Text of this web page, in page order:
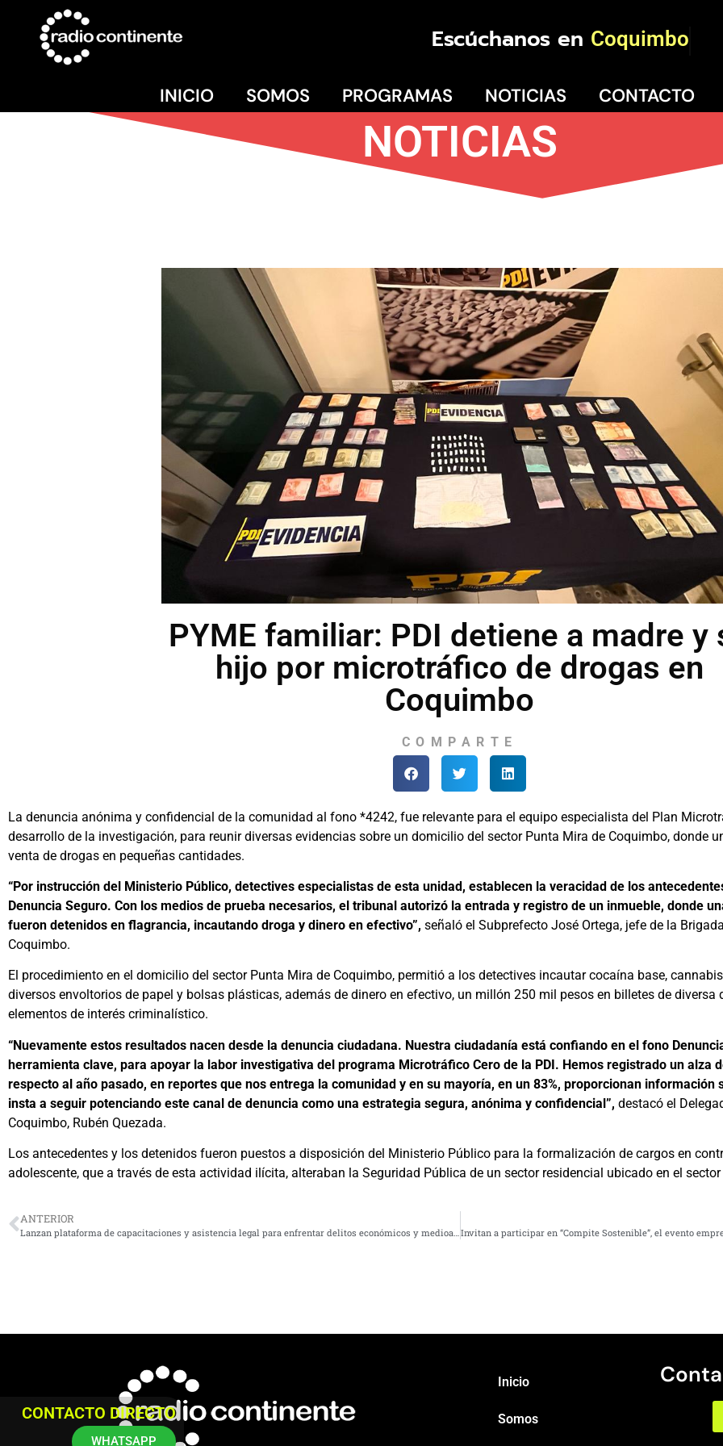
Escúchanos en Coquimbo
INICIO SOMOS PROGRAMAS NOTICIAS CONTACTO
NOTICIAS
PYME familiar: PDI detiene a madre y
hijo por microtráfico de drogas en
Coquimbo
COMPARTE
La denuncia anónima y confidencial de la comunidad al fono *4242, fue relevante para el equipo especialista del Plan
desarrollo de la investigación, para reunir diversas evidencias sobre un domicilio del sector Punta Mira de Coquimbo, donde
venta de drogas en pequeñas cantidades.
“Por instrucción del Ministerio Público, detectives especialistas de esta unidad, establecen la veracidad de los
Denuncia Seguro. Con los medios de prueba necesarios, el tribunal autorizó la entrada y registro de un inmueble, donde
fueron detenidos en flagrancia, incautando droga y dinero en efectivo”, señaló el Subprefecto José Ortega, jefe de la
Coquimbo.
El procedimiento en el domicilio del sector Punta Mira de Coquimbo, permitió a los detectives incautar cocaína base,
diversos envoltorios de papel y bolsas plásticas, además de dinero en efectivo, un millón 250 mil pesos en billetes de diversa
elementos de interés criminalístico.
“Nuevamente estos resultados nacen desde la denuncia ciudadana. Nuestra ciudadanía está confiando en el fono
herramienta clave, para apoyar la labor investigativa del programa Microtráfico Cero de la PDI. Hemos registrado un alza
respecto al año pasado, en reportes que nos entrega la comunidad y en su mayoría, en un 83%, proporcionan información
insta a seguir potenciando este canal de denuncia como una estrategia segura, anónima y confidencial”, destacó el
Coquimbo, Rubén Quezada.
Los antecedentes y los detenidos fueron puestos a disposición del Ministerio Público para la formalización de cargos en
adolescente, que a través de esta actividad ilícita, alteraban la Seguridad Pública de un sector residencial ubicado en el
ANTERIOR
Inicio
Somos
CONTACTO DIRECTO
WHATSAPP